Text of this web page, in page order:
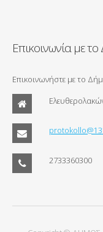
Επικοινωνία με
Επικοινωνήστε με το
2733360300